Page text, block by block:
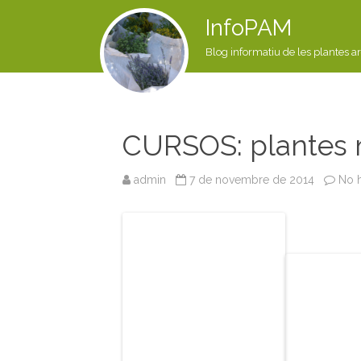
InfoPAM
Blog informatiu de les plantes
CURSOS:
admin 7 de novembre de 2014 No